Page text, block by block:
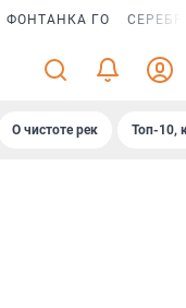
ФОНТАНКА ГО
О чистоте рек Топ-10,